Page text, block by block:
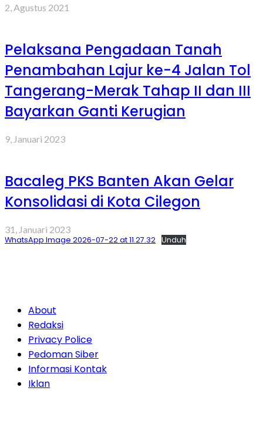
2, Agustus 2021
Pelaksana Pengadaan Tanah
Penambahan Lajur ke-4 Jalan Tol
Tangerang-Merak Tahap II dan III
Bayarkan Ganti Kerugian
9, Januari 2023
Bacaleg PKS Banten Akan Gelar
Konsolidasi di Kota Cilegon
31, Januari 2023
WhatsApp Image 2026-07-22 at 11.27.32 Unduh
About
Redaksi
Privacy Police
Pedoman Siber
Informasi Kontak
Iklan